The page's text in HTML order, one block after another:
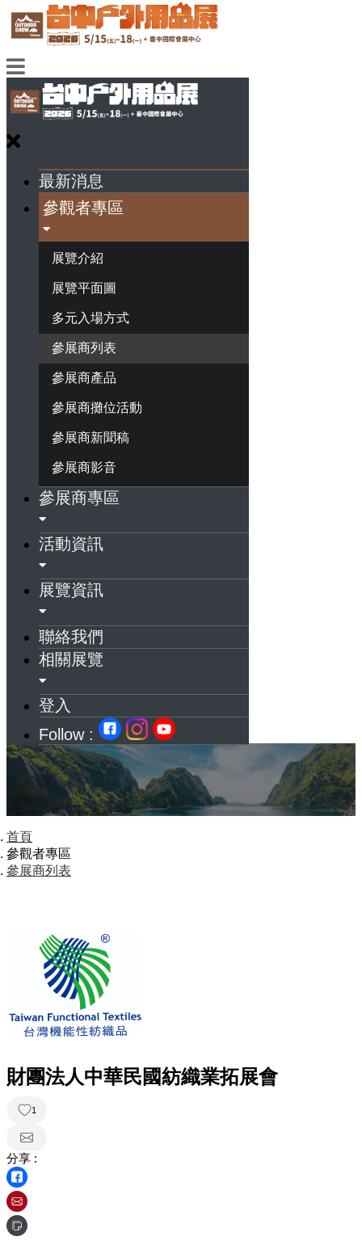
最新消息
參觀者專區
展覽介紹
展覽平面圖
多元入場方式
參展商列表
參展商產品
參展商攤位活動
參展商新聞稿
參展商影音
參展商專區
活動資訊
展覽資訊
聯絡我們
相關展覽
登入
Follow :
首頁
參觀者專區
參展商列表
財團法人中華民國紡織業拓展會
1
分享 :